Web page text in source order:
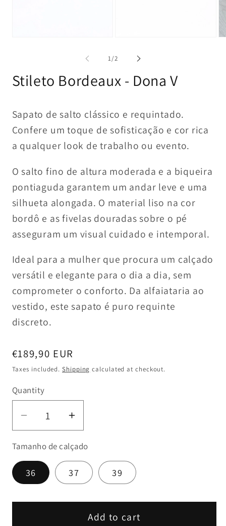
1/of
2
Stileto Bordeaux - Dona V
Sapato de salto clássico e requintado.
Confere um toque de sofisticação e cor rica
a qualquer look de trabalho ou evento.
O salto fino de altura moderada e a biqueira
pontiaguda garantem um andar leve e uma
silhueta alongada. O material liso na cor
bordô e as fivelas douradas sobre o pé
asseguram um visual cuidado e intemporal.
Ideal para a mulher que procura um calçado
versátil e elegante para o dia a dia, sem
comprometer o conforto. Da alfaiataria ao
vestido, este sapato é puro requinte
discreto.
Regular
price
€189,90 EUR
Taxes included.Shipping calculated at checkout.
Quantity
Decrease
quantity
for
Stileto
Bordeaux
Dona
Increase
quantity
for
Stileto
Bordeaux
Dona
Tamanho de calçado
36 37 39
Add to cart